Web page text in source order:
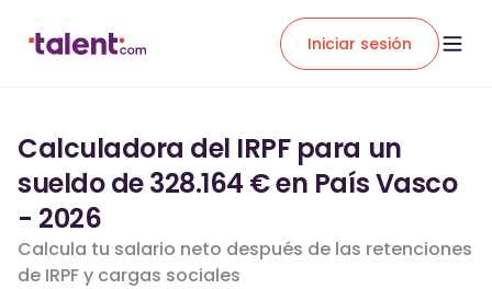
Iniciar sesión
Calculadora del IRPF para un
sueldo de 328.164 € en País Vasco
- 2026
Calcula tu salario neto después de las retenciones
de IRPF y cargas sociales